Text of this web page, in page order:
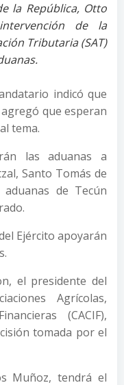
la República, Otto
de la
Tributaria (SAT)
indicó que
que esperan
tema.
las aduanas a
Santo Tomás de
de Tecún
Ejército apoyarán
el presidente del
Agrícolas,
(CACIF),
tomada por el
Muñoz, tendrá el